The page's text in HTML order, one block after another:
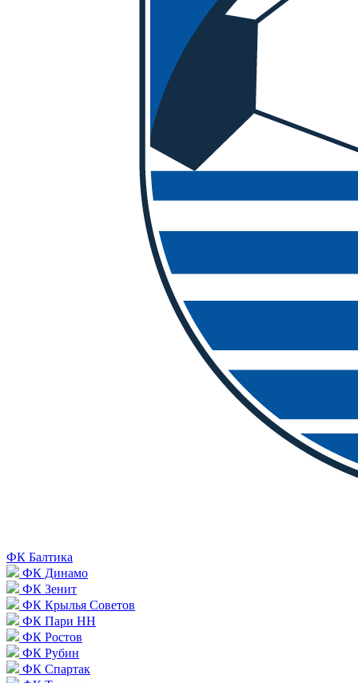
ФК Балтика
ФК Динамо
ФК Зенит
ФК Крылья Советов
ФК Пари НН
ФК Ростов
ФК Рубин
ФК Спартак